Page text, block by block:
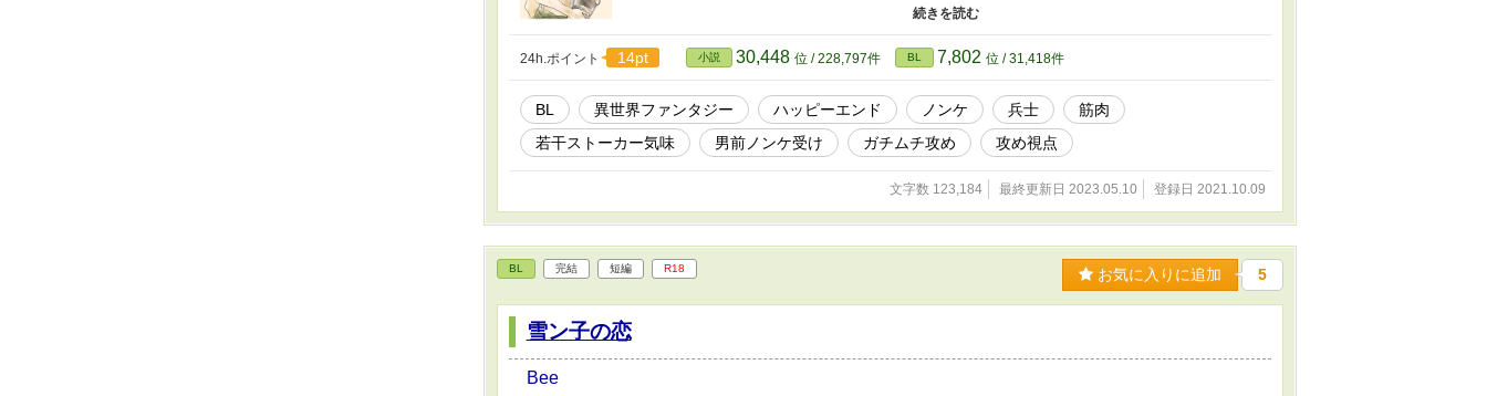
を読んでいなくても差し障りありません。 本編の主人公は名前が出る程度で、この作品には登場しませ
ん。本編とタグが異なるため新作として連載にしています。 他サイトでも公開中です。 話数が思ったよ
りも増えたので短編から長編へ変更しています。
24h.ポイント 14pt 小説 30,448 位 / 228,797件 BL 7,802 位 / 31,418件
BL 異世界ファンタジー ハッピーエンド ノンケ 兵士
筋肉
若干ストーカー気味
男前ノンケ受け ガチムチ攻め 攻め視点
文字数 123,184 最終更新日 2023.05.10 登録日 2021.10.09
BL 完結 短編 R18 お気に入りに追加 5
雪ン子の恋
Bee